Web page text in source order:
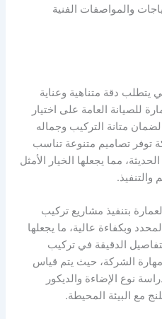
والمواصفات الفنية
يتطلب دقة متناهية وعناية
للصيانة العامة على اختيار
متانة التركيب وجماله
توفر تصاميم متنوعة تناسب
مما يجعلها الخيار الأمثل
بتنفيذ مشاريع تركيب
وبكفاءة عالية، ما يجعلها
الدقيقة في تركيب
مهارة الشركة، حيث يتم قياس
نوع الإضاءة والديكور
مع البيئة المحيطة.